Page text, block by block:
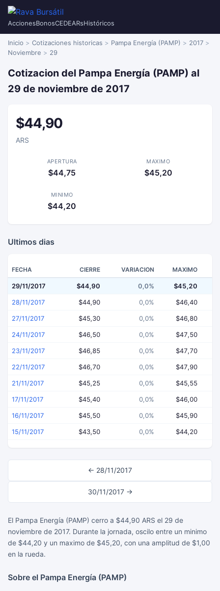
AccionesBonosCEDEARsHistóricos
Inicio Cotizaciones historicas Pampa Energía (PAMP)
2017
Noviembre
29
Cotizacion del Pampa Energía (PAMP) al
29 de noviembre de 2017
$44,90
ARS
APERTURA
$44,75
MAXIMO
$45,20
MINIMO
$44,20
Ultimos dias
FECHA CIERRE VARIACION MAXIMO
29/11/2017 $44,90 0,0% $45,20
28/11/2017 $44,90 0,0% $46,40
27/11/2017 $45,30 0,0% $46,80
24/11/2017 $46,50 0,0% $47,50
23/11/2017 $46,85 0,0% $47,70
22/11/2017 $46,70 0,0% $47,90
21/11/2017 $45,25 0,0% $45,55
17/11/2017 $45,40 0,0% $46,00
16/11/2017 $45,50 0,0% $45,90
15/11/2017 $43,50 0,0% $44,20
← 28/11/2017
30/11/2017 →
El Pampa Energía (PAMP) cerro a $44,90 ARS el 29 de
noviembre de 2017. Durante la jornada, oscilo entre un minimo
de $44,20 y un maximo de $45,20, con una amplitud de $1,00
en la rueda.
Sobre el Pampa Energía (PAMP)